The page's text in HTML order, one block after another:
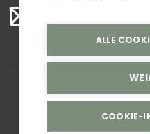
© Copyright 2026,
ALLE
COOKIE-